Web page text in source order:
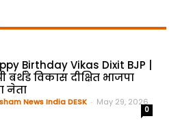
Birthday Vikas Dixit BJP |
बर्थडे विकास दीक्षित भाजपा
नेता
News India DESK - May 29, 2026
0